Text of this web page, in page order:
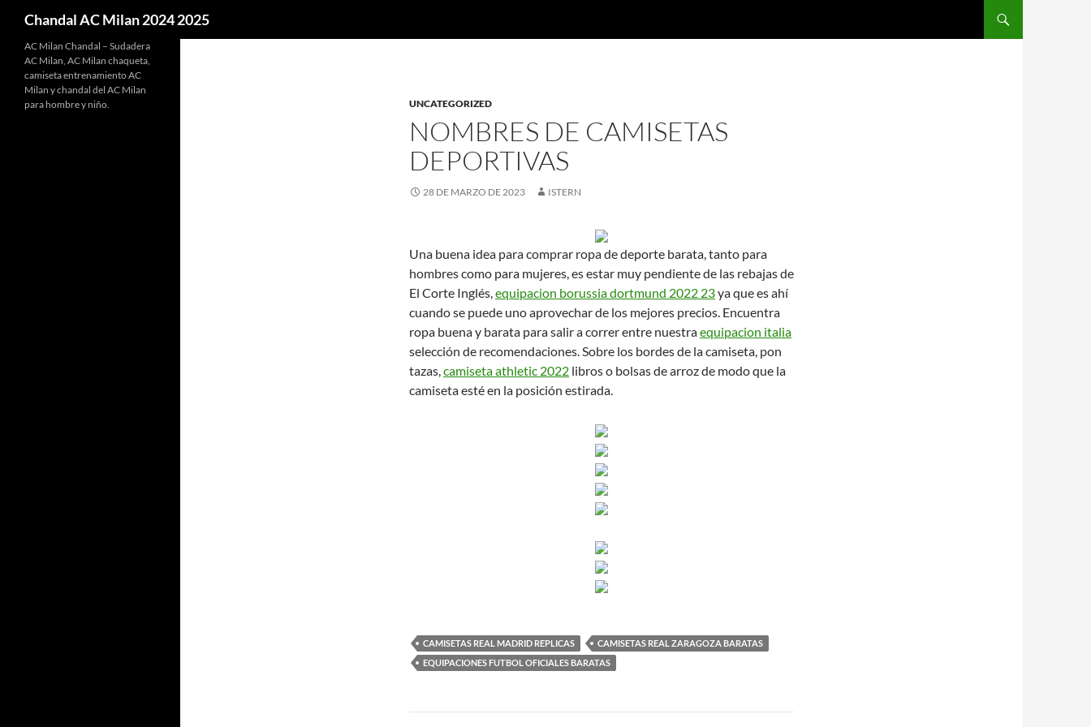
Chandal AC Milan 2024 2025
UNCATEGORIZED
NOMBRES DE CAMISETAS
DEPORTIVAS
28 DE MARZO DE 2023 ISTERN
Una buena idea para comprar ropa de deporte barata, tanto para
hombres como para mujeres, es estar muy pendiente de las rebajas de
El Corte Inglés,equipacion borussia dortmund 2022 23ya que es ahí
cuando se puede uno aprovechar de los mejores precios. Encuentra
ropa buena y barata para salir a correr entre nuestraequipacion italia
selección de recomendaciones. Sobre los bordes de la camiseta, pon
tazas,camiseta athletic 2022 libros o bolsas de arroz de modo que la
camiseta esté en la posición estirada.
CAMISETAS REAL MADRID REPLICAS
CAMISETAS REAL ZARAGOZA BARATAS
EQUIPACIONES FUTBOL OFICIALES BARATAS
AC Milan Chandal – Sudadera
AC Milan, AC Milan chaqueta,
camiseta entrenamiento AC
Milan y chandal del AC Milan
para hombre y niño.